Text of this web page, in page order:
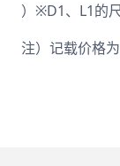
）※D1、L1的
注）记载价格